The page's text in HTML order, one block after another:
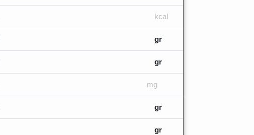
kcal
gr
gr
mg
gr
gr